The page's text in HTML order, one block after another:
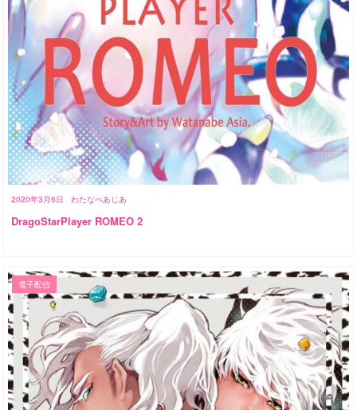
2020年3月6日 わたなべあじあ
DragoStarPlayer ROMEO 2
電子配信